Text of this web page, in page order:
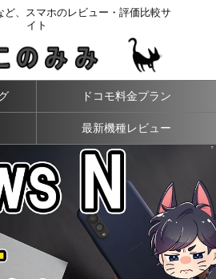
ど、スマホのレビュー・評価比較サ
イト
ドコモ料金プラン
最新機種レビュー